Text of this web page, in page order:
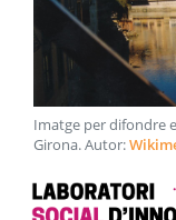
Imatge per difondre
Girona. Autor: